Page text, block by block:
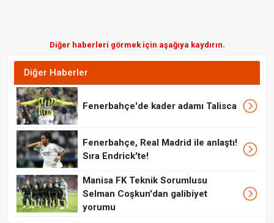
Diğer haberleri görmek için aşağıya kaydırın.
Diğer Haberler
Fenerbahçe'de kader adamı Talisca
Fenerbahçe, Real Madrid ile anlaştı!
Sıra Endrick'te!
Manisa FK Teknik Sorumlusu
Selman Coşkun'dan galibiyet
yorumu